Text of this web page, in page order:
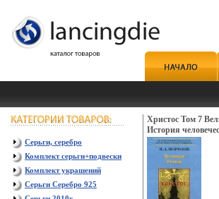
Серьги, серебро
Комплект серьги+подвески
Комплект украшений
Серьги Серебро 925
Христос Том 7
История